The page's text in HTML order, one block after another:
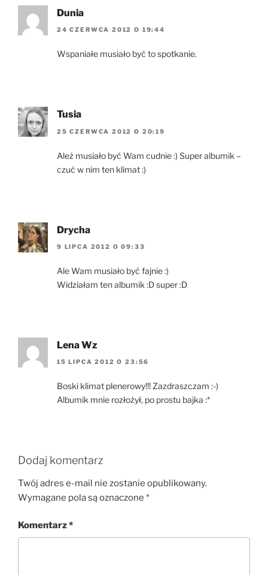
Dunia
24 CZERWCA 2012 O 19:44
Wspaniałe musiało być to spotkanie.
Tusia
25 CZERWCA 2012 O 20:19
Ależ musiało być Wam cudnie :) Super albumik –
czuć w nim ten klimat :)
Drycha
9 LIPCA 2012 O 09:33
Ale Wam musiało być fajnie :)
Widziałam ten albumik :D super :D
Lena Wz
15 LIPCA 2012 O 23:56
Boski klimat plenerowy!!! Zazdraszczam :-)
Albumik mnie rozłożył, po prostu bajka :*
Dodaj komentarz
Twój adres e-mail nie zostanie opublikowany.
Wymagane pola są oznaczone *
Komentarz*